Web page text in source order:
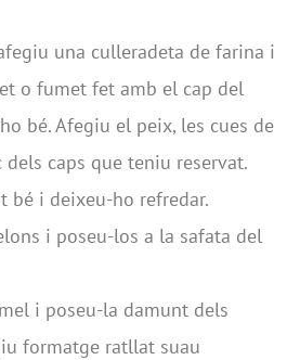
una culleradeta de farina i
o fumet fet amb el cap del
bé. Afegiu el peix, les cues de
dels caps que teniu reservat.
bé i deixeu-ho refredar.
i poseu-los a la safata del
i poseu-la damunt dels
formatge ratllat suau